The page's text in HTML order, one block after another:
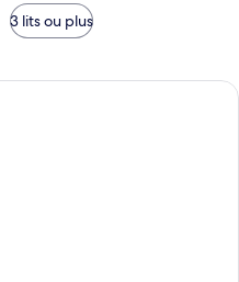
3 lits ou plus
Une chambre d’hôtel moderne